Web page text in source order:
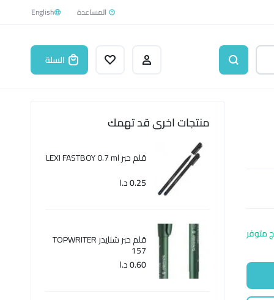
English
السلة
متوفر
منتجات اخرى قد تهمك
قلم حبر LEXI FASTBOY 0.7 ml
0.25د.ا
قلم حبر شنايدر TOPWRITER
157
0.60د.ا